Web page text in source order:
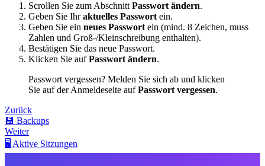
Scrollen Sie zum Abschnitt Passwort ändern.
Geben Sie Ihraktuelles Passwort ein.
Geben Sie ein neues Passwort ein (mind. 8 Zeichen, muss
Zahlen und Groß-/Kleinschreibung enthalten).
Bestätigen Sie das neue Passwort.
Klicken Sie aufPasswort ändern.
Passwort vergessen? Melden Sie sich ab und klicken
Sie auf der Anmeldeseite aufPasswort vergessen.
Zurück
💾 Backups
Weiter
🖥️ Aktive Sitzungen